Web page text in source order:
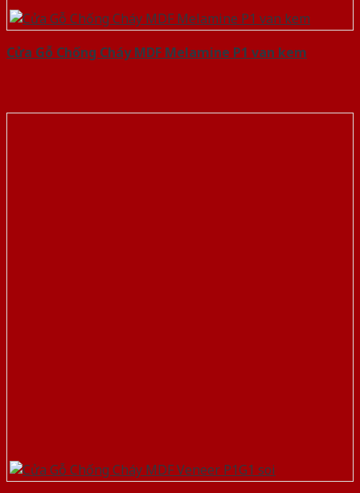
Cửa Gỗ Chống Cháy MDF Melamine P1 van kem